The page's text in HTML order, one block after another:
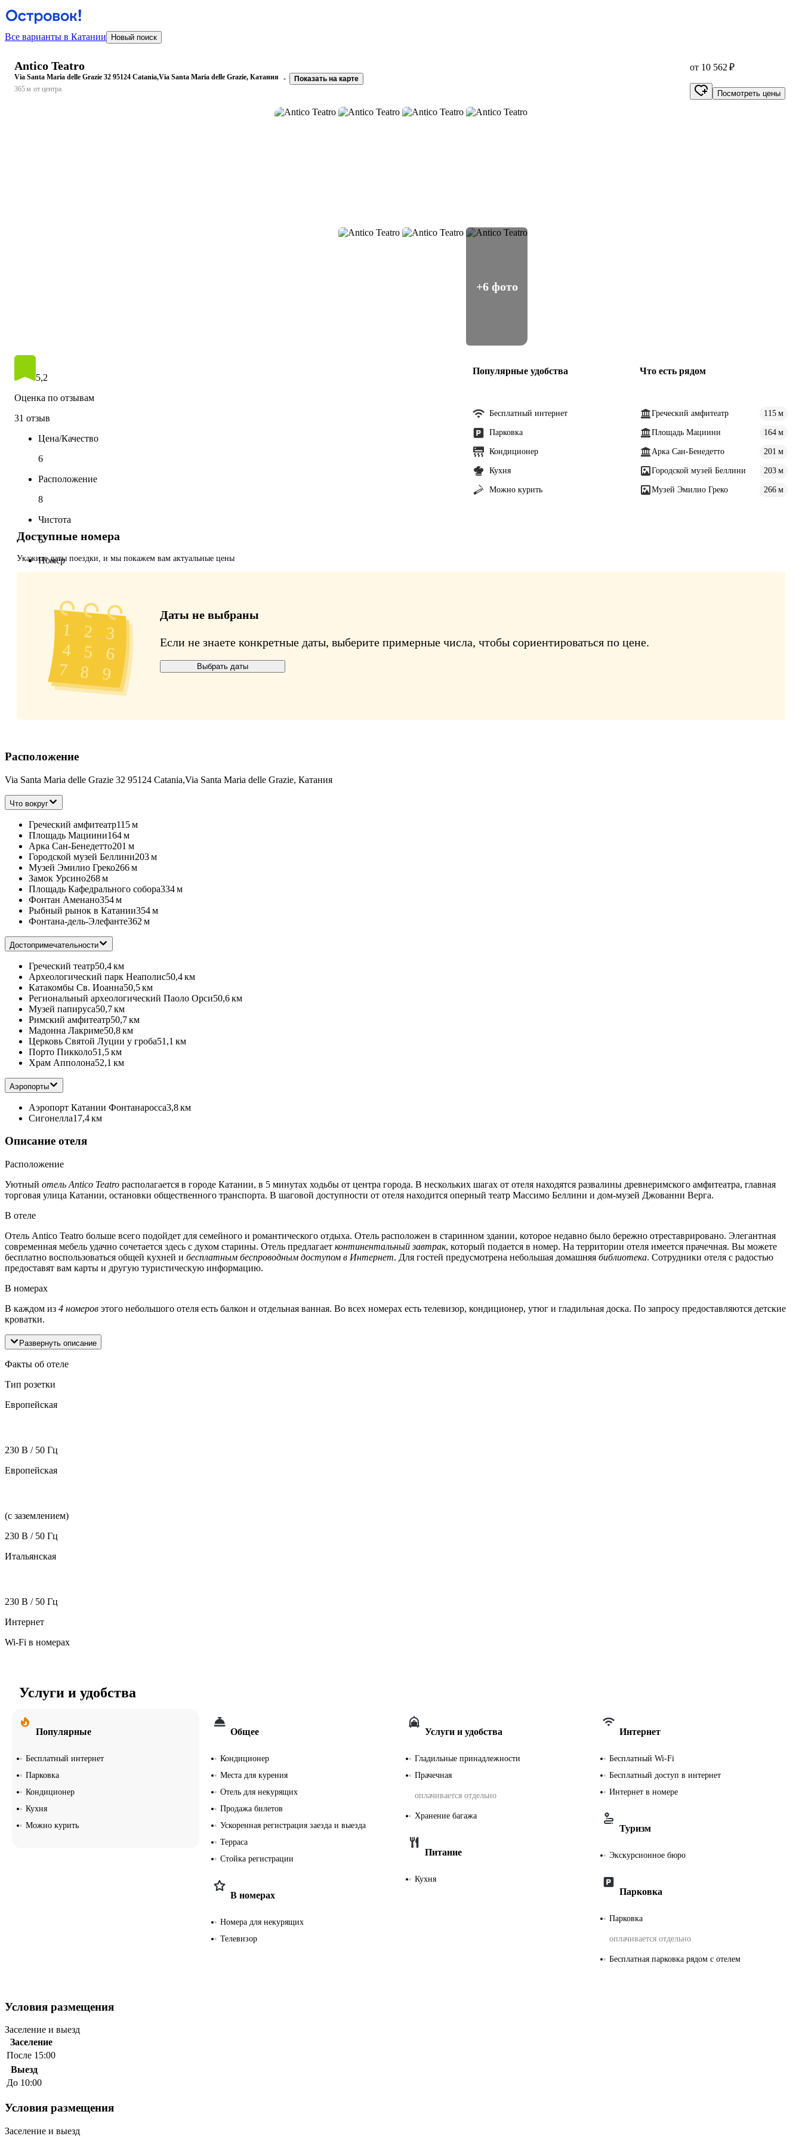
Все варианты в Катании Новый поиск
Antico Teatro
Via Santa Maria delle Grazie 32 95124 Catania,Via Santa Maria delle Grazie, Катания
Показать на карте
365 м от центра
от 10 562 ₽
Посмотреть цены
+6 фото
5,2
Оценка по отзывам
31 отзыв
Цена/Качество
6
Расположение
8
Чистота
6
Номер
Обслуживание
Средства гигиены
Популярные удобства
Бесплатный интернет
Парковка
Кондиционер
Кухня
Можно курить
Что есть рядом
Греческий амфитеатр 115 м
Площадь Мациини 164 м
Арка Сан-Бенедетто 201 м
Городской музей Беллини 203 м
Музей Эмилио Греко 266 м
Доступные номера
Укажите даты поездки, и мы покажем вам актуальные цены
Даты не выбраны
Если не знаете конкретные даты, выберите примерные числа, чтобы сориентироваться по цене.
Выбрать даты
Расположение
Via Santa Maria delle Grazie 32 95124 Catania,Via Santa Maria delle Grazie, Катания
Что вокруг
Греческий амфитеатр115 м
Площадь Мациини164 м
Арка Сан-Бенедетто201 м
Городской музей Беллини203 м
Музей Эмилио Греко266 м
Замок Урсино268 м
Площадь Кафедрального собора334 м
Фонтан Аменано354 м
Рыбный рынок в Катании354 м
Фонтана-дель-Элефанте362 м
Достопримечательности
Греческий театр50,4 км
Археологический парк Неаполис50,4 км
Катакомбы Св. Иоанна50,5 км
Региональный археологический Паоло Орси50,6 км
Музей папируса50,7 км
Римский амфитеатр50,7 км
Мадонна Лакриме50,8 км
Церковь Cвятой Луции у гроба51,1 км
Порто Пикколо51,5 км
Храм Апполона52,1 км
Аэропорты
Аэропорт Катании Фонтанаросса3,8 км
Сигонелла17,4 км
Описание отеля
Расположение
Уютный отель Antico Teatro располагается в городе Катании, в 5 минутах ходьбы от центра города. В нескольких шагах от отеля находятся развалины древнеримского амфитеатра, главная
торговая улица Катании, остановки общественного транспорта. В шаговой доступности от отеля находится оперный театр Массимо Беллини и дом-музей Джованни Верга.
В отеле
Отель Antico Teatro больше всего подойдет для семейного и романтического отдыха. Отель расположен в старинном здании, которое недавно было бережно отреставрировано. Элегантная
современная мебель удачно сочетается здесь с духом старины. Отель предлагает континентальный завтрак, который подается в номер. На территории отеля имеется прачечная. Вы можете
бесплатно воспользоваться общей кухней и бесплатным беспроводным доступом в Интернет. Для гостей предусмотрена небольшая домашняя библиотека. Сотрудники отеля с радостью
предоставят вам карты и другую туристическую информацию.
В номерах
В каждом из 4 номеров этого небольшого отеля есть балкон и отдельная ванная. Во всех номерах есть телевизор, кондиционер, утюг и гладильная доска. По запросу предоставляются детские
кроватки.
Развернуть описание
Факты об отеле
Тип розетки
Европейская
230 В / 50 Гц
Европейская
(с заземлением)
230 В / 50 Гц
Итальянская
230 В / 50 Гц
Интернет
Wi-Fi в номерах
Услуги и удобства
Популярные
Бесплатный интернет
Парковка
Кондиционер
Кухня
Можно курить
Общее
Кондиционер
Места для курения
Отель для некурящих
Продажа билетов
Ускоренная регистрация заезда и выезда
Терраса
Стойка регистрации
В номерах
Номера для некурящих
Телевизор
Услуги и удобства
Гладильные принадлежности
Прачечная
оплачивается отдельно
Хранение багажа
Питание
Кухня
Интернет
Бесплатный Wi-Fi
Бесплатный доступ в интернет
Интернет в номере
Туризм
Экскурсионное бюро
Парковка
Парковка
оплачивается отдельно
Бесплатная парковка рядом с отелем
Условия размещения
Заселение и выезд
Заселение
После 15:00
Выезд
До 10:00
Условия размещения
Заселение и выезд